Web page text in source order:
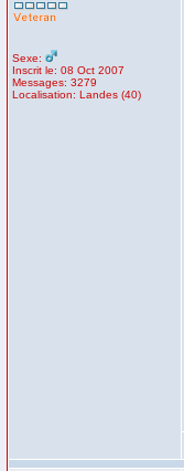
Sexe:
Inscrit le: 08 Oct 2007
Messages: 3279
Localisation: Landes (40)